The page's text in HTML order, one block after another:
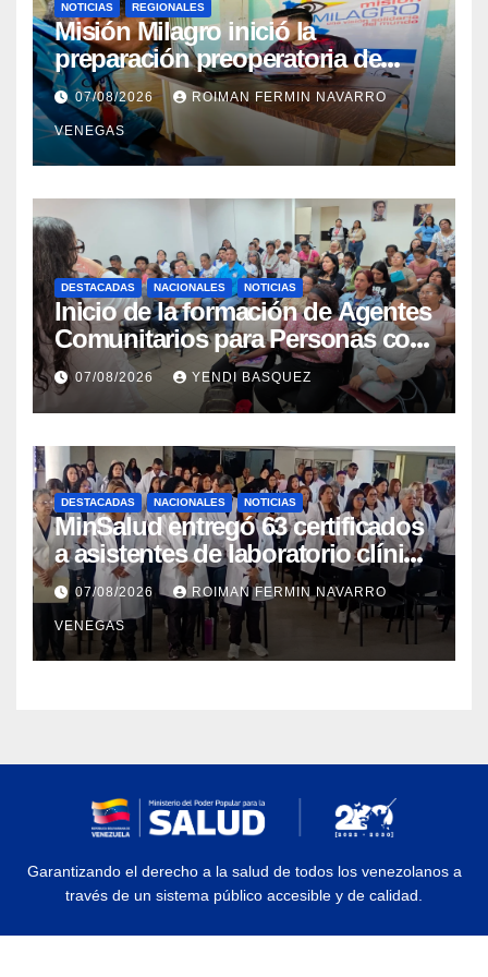
NOTICIAS REGIONALES
Misión Milagro inició la
preparación preoperatoria de
cataratas en Cojedes
07/08/2026 ROIMAN FERMIN NAVARRO
VENEGAS
DESTACADAS NACIONALES NOTICIAS
Inicio de la formación de Agentes
Comunitarios para Personas con
Discapacidad en el Centro de
Rehabilitación J.J. Arvelo
07/08/2026 YENDI BASQUEZ
DESTACADAS NACIONALES NOTICIAS
MinSalud entregó 63 certificados
a asistentes de laboratorio clínico
para garantizar respaldo legal y
profesional
07/08/2026 ROIMAN FERMIN NAVARRO
VENEGAS
Garantizando el derecho a la salud de todos los venezolanos a
través de un sistema público accesible y de calidad.